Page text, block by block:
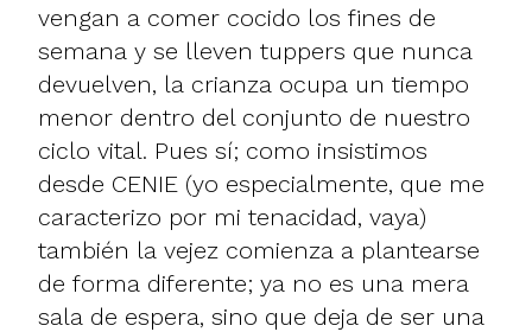
vengan a comer cocido los fines de
semana y se lleven tuppers que nunca
devuelven, la crianza ocupa un tiempo
menor dentro del conjunto de nuestro
ciclo vital. Pues sí; como insistimos
desde CENIE (yo especialmente, que me
caracterizo por mi tenacidad, vaya)
también la vejez comienza a plantearse
de forma diferente; ya no es una mera
sala de espera, sino que deja de ser una